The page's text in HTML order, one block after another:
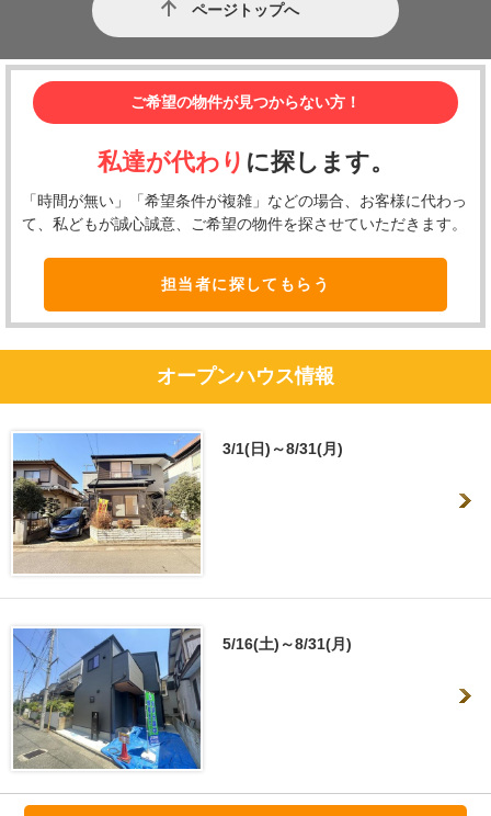
ページトップへ
ご希望の物件が見つからない方！
私達が代わり に探します。
「時間が無い」「希望条件が複雑」などの場合、お客様に代わっ
て、私どもが誠心誠意、ご希望の物件を探させていただきます。
担当者に探してもらう
オープンハウス情報
3/1(日)～8/31(月)
5/16(土)～8/31(月)